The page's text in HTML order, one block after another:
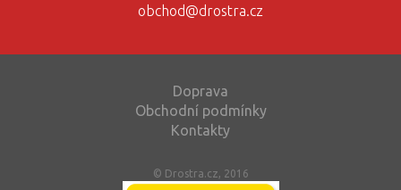
obchod@drostra.cz
Doprava
Obchodní podmínky
Kontakty
© Drostra.cz, 2016